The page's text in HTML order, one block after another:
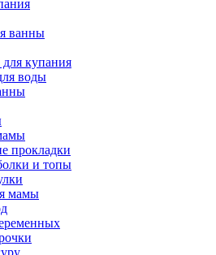
ванны
купания
воды
прокладки
и топы
мамы